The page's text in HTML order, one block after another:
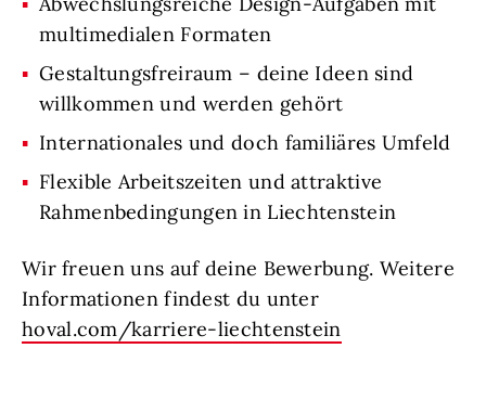
multimedialen Formaten
Gestaltungsfreiraum – deine Ideen sind
willkommen und werden gehört
Internationales und doch familiäres Umfeld
Flexible Arbeitszeiten und attraktive
Rahmenbedingungen in Liechtenstein
Wir freuen uns auf deine Bewerbung. Weitere
Informationen findest du unter
hoval.com/karriere-liechtenstein